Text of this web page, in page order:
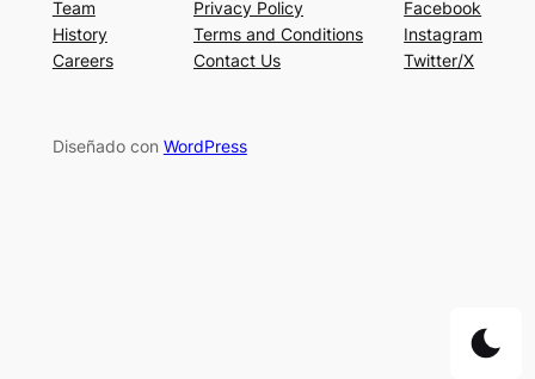
Team
History
Careers
Privacy Policy
Terms and Conditions
Contact Us
Facebook
Instagram
Twitter/X
Diseñado con WordPress